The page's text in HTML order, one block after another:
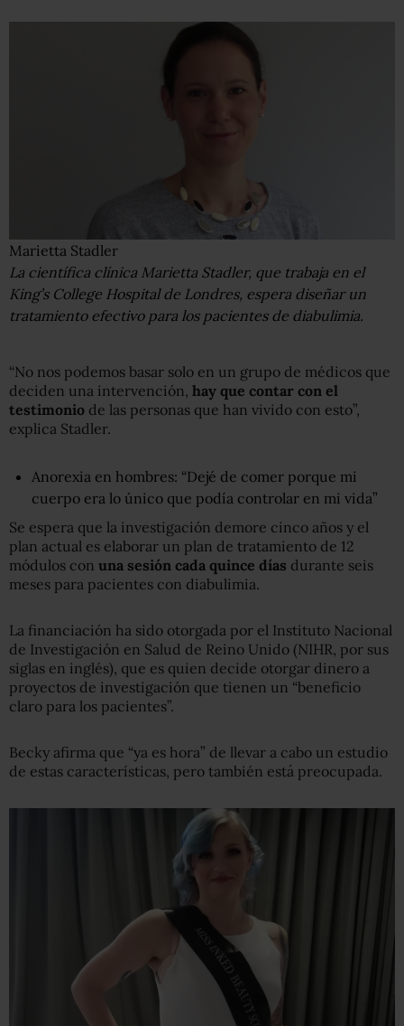
Marietta Stadler
La científica clínica Marietta Stadler, que trabaja en el
King’s College Hospital de Londres, espera diseñar un
tratamiento efectivo para los pacientes de diabulimia.
“No nos podemos basar solo en un grupo de médicos que
deciden una intervención, hay que contar con el
testimonio de las personas que han vivido con esto”,
explica Stadler.
Anorexia en hombres: “Dejé de comer porque mi
cuerpo era lo único que podía controlar en mi vida”
Se espera que la investigación demore cinco años y el
plan actual es elaborar un plan de tratamiento de 12
módulos con una sesión cada quince días durante seis
meses para pacientes con diabulimia.
La financiación ha sido otorgada por el Instituto Nacional
de Investigación en Salud de Reino Unido (NIHR, por sus
siglas en inglés), que es quien decide otorgar dinero a
proyectos de investigación que tienen un “beneficio
claro para los pacientes”.
Becky afirma que “ya es hora” de llevar a cabo un estudio
de estas características, pero también está preocupada.